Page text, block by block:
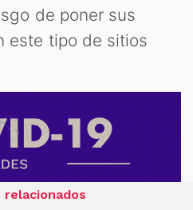
de poner sus
este tipo de sitios